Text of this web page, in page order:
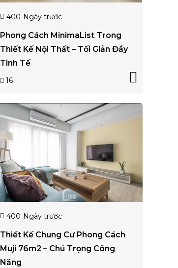
400 Ngày trước
Phong Cách MinimaList Trong
Thiết Kế Nội Thất – Tối Giản Đầy
Tinh Tế
16
400 Ngày trước
Thiết Kế Chung Cư Phong Cách
Muji 76m2 – Chú Trọng Công
Năng